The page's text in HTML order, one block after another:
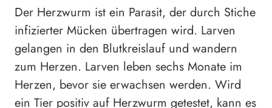
Der Herzwurm ist ein Parasit, der durch Stiche
infizierter Mücken übertragen wird. Larven
gelangen in den Blutkreislauf und wandern
zum Herzen. Larven leben sechs Monate im
Herzen, bevor sie erwachsen werden. Wird
ein Tier positiv auf Herzwurm getestet, kann es